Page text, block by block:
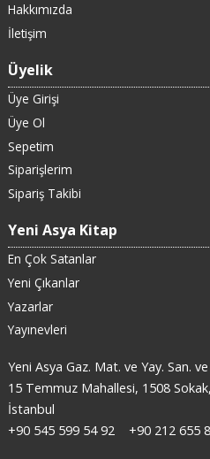
Hakkımızda
İletişim
Üyelik
Üye Girişi
Üye Ol
Sepetim
Siparişlerim
Sipariş Takibi
Yeni Asya Kitap
En Çok Satanlar
Yeni Çıkanlar
Yazarlar
Yayınevleri
Yeni Asya Gaz. Mat. ve Yay. San. ve
15 Temmuz Mahallesi, 1508
İstanbul
+90 545 599 54 92
+90 212 655